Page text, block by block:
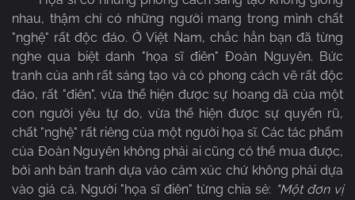
nhau, thậm chí có những người mang trong mình chất
"nghệ" rất độc đáo. Ở Việt Nam, chắc hẳn bạn đã từng
nghe qua biệt danh "họa sĩ điên" Đoàn Nguyên. Bức
tranh của anh rất sáng tạo và có phong cách vẽ rất độc
đáo, rất "điên", vừa thể hiện được sự hoang dã của một
con người yêu tự do, vừa thể hiện được sự quyến rũ,
chất "nghệ" rất riêng của một người họa sĩ. Các tác phẩm
của Đoàn Nguyên không phải ai cũng có thể mua được,
bởi anh bán tranh dựa vào cảm xúc chứ không phải dựa
vào giá cả. Người "họa sĩ điên" từng chia sẻ: "Một đơn vị